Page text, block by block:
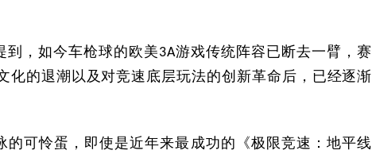
到，如今车枪球的欧美3A游戏传统阵容已断去一臂，赛
化的退潮以及对竞速底层玩法的创新革命后，已经逐渐
的可怜蛋，即使是近年来最成功的《极限竞速：地平线